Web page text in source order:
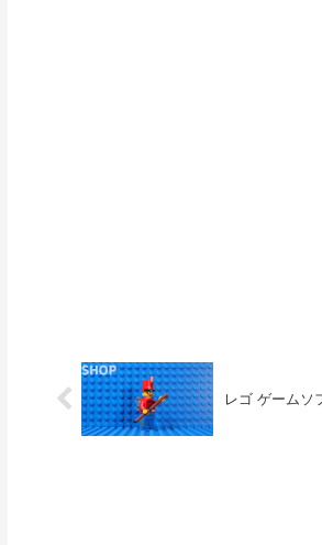
レゴ ゲームソ